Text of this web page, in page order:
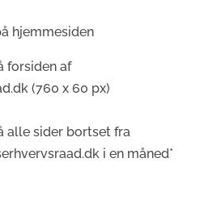
hjemmesiden
forsiden af
(760 x 60 px)
alle sider bortset fra
i en måned*